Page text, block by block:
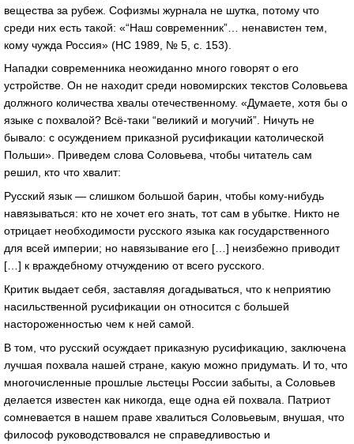
вещества за рубеж. Софизмы журнала не шутка, потому что
среди них есть такой: «“Наш современник”… ненавистен тем,
кому чужда Россия» (НС 1989, № 5, c. 153).
Нападки современника неожиданно много говорят о его
устройстве. Он не находит среди новомирских текстов Соловьева
должного количества хвалы отечественному. «Думаете, хотя бы о
языке с похвалой? Всё-таки “великий и могучий”. Ничуть не
бывало: с осуждением приказной русификации католической
Польши». Приведем слова Соловьева, чтобы читатель сам
решил, кто что хвалит:
Русский язык — слишком большой барин, чтобы кому-нибудь
навязываться: кто не хочет его знать, тот сам в убытке. Никто не
отрицает необходимости русского языка как государственного
для всей империи; но навязывание его […] неизбежно приводит
[…] к враждебному отчуждению от всего русского.
Критик выдает себя, заставляя догадываться, что к неприятию
насильственной русификации он относится с большей
настороженностью чем к ней самой.
В том, что русский осуждает приказную русификацию, заключена
лучшая похвала нашей стране, какую можно придумать. И то, что
многочисленные прошлые льстецы России забыты, а Соловьев
делается известен как никогда, еще одна ей похвала. Патриот
сомневается в нашем праве хвалиться Соловьевым, внушая, что
философ руководствовался не справедливостью и